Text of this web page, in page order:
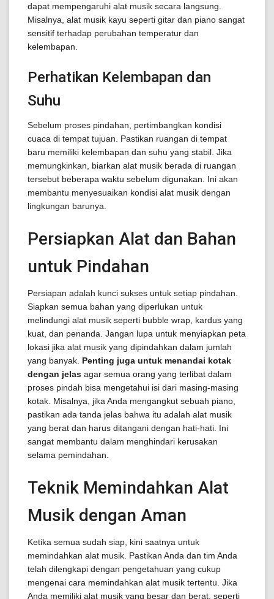
dapat mempengaruhi alat musik secara langsung.
Misalnya, alat musik kayu seperti gitar dan piano sangat
sensitif terhadap perubahan temperatur dan
kelembapan.
Perhatikan Kelembapan dan
Suhu
Sebelum proses pindahan, pertimbangkan kondisi
cuaca di tempat tujuan. Pastikan ruangan di tempat
baru memiliki kelembapan dan suhu yang stabil. Jika
memungkinkan, biarkan alat musik berada di ruangan
tersebut beberapa waktu sebelum digunakan. Ini akan
membantu menyesuaikan kondisi alat musik dengan
lingkungan barunya.
Persiapkan Alat dan Bahan
untuk Pindahan
Persiapan adalah kunci sukses untuk setiap pindahan.
Siapkan semua bahan yang diperlukan untuk
melindungi alat musik seperti bubble wrap, kardus yang
kuat, dan penanda. Jangan lupa untuk menyiapkan peta
lokasi jika alat musik yang dipindahkan dalam jumlah
yang banyak. Penting juga untuk menandai kotak
dengan jelas agar semua orang yang terlibat dalam
proses pindah bisa mengetahui isi dari masing-masing
kotak. Misalnya, jika Anda mengangkut sebuah piano,
pastikan ada tanda jelas bahwa itu adalah alat musik
yang berat dan harus ditangani dengan hati-hati. Ini
sangat membantu dalam menghindari kerusakan
selama pemindahan.
Teknik Memindahkan Alat
Musik dengan Aman
Ketika semua sudah siap, kini saatnya untuk
memindahkan alat musik. Pastikan Anda dan tim Anda
telah dilengkapi dengan pengetahuan yang cukup
mengenai cara memindahkan alat musik tertentu. Jika
Anda memiliki alat musik yang besar dan berat, seperti